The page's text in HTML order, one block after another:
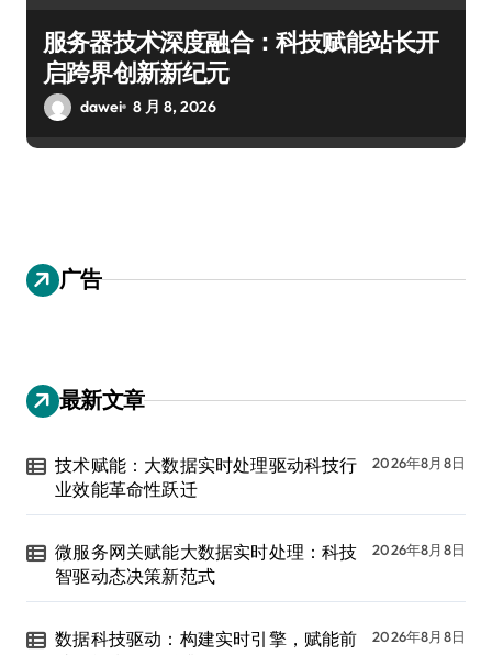
服务器技术深度融合：科技赋能站长开
启跨界创新新纪元
dawei 8 月 8, 2026
广告
最新文章
技术赋能：大数据实时处理驱动科技行
业效能革命性跃迁
2026年8月8日
微服务网关赋能大数据实时处理：科技
智驱动态决策新范式
2026年8月8日
数据科技驱动：构建实时引擎，赋能前
2026年8月8日